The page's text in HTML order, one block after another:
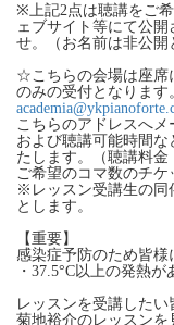
※上記2点は聴講をご
ェブサイト等にて公
せ。（お名前は非公開
☆こちらの会場は座席
のみの受付となります
こちらのアドレスへ
および聴講可能時間な
たします。（聴講料金
ご希望のコマ数のチケ
※レッスン受講生の同
とします。
【重要】
感染症予防のため皆様
・37.5°C以上の発熱
レッスンを受講したい
菊地裕介のレッスン